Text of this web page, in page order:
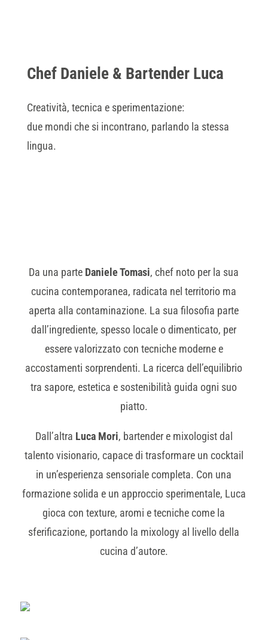
Chef Daniele & Bartender Luca
Creatività, tecnica e sperimentazione:
due mondi che si incontrano, parlando la stessa
lingua.
Da una parte Daniele Tomasi, chef noto per la sua
cucina contemporanea, radicata nel territorio ma
aperta alla contaminazione. La sua filosofia parte
dall’ingrediente, spesso locale o dimenticato, per
essere valorizzato con tecniche moderne e
accostamenti sorprendenti. La ricerca dell’equilibrio
tra sapore, estetica e sostenibilità guida ogni suo
piatto.
Dall’altra Luca Mori, bartender e mixologist dal
talento visionario, capace di trasformare un cocktail
in un’esperienza sensoriale completa. Con una
formazione solida e un approccio sperimentale, Luca
gioca con texture, aromi e tecniche come la
sferificazione, portando la mixology al livello della
cucina d’autore.